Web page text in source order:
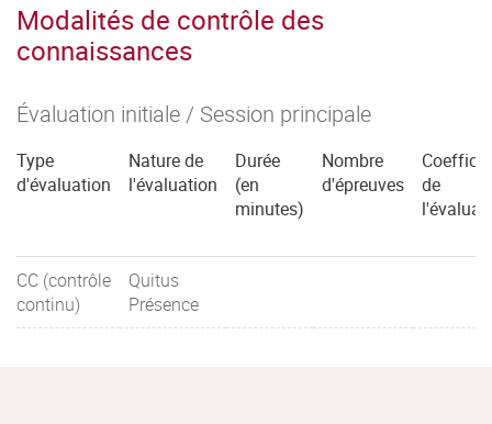
Modalités de contrôle des
connaissances
Évaluation initiale / Session principale
Type
d'évaluation
Nature de
l'évaluation
Durée
(en
minutes)
Nombre
d'épreuves
de
CC (contrôle
continu)
Quitus
Présence